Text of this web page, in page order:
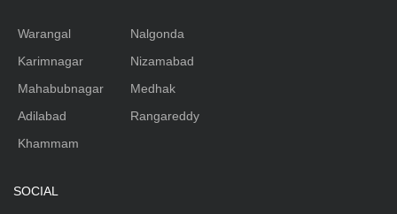
Warangal
Karimnagar
Mahabubnagar
Adilabad
Khammam
Nalgonda
Nizamabad
Medhak
Rangareddy
SOCIAL